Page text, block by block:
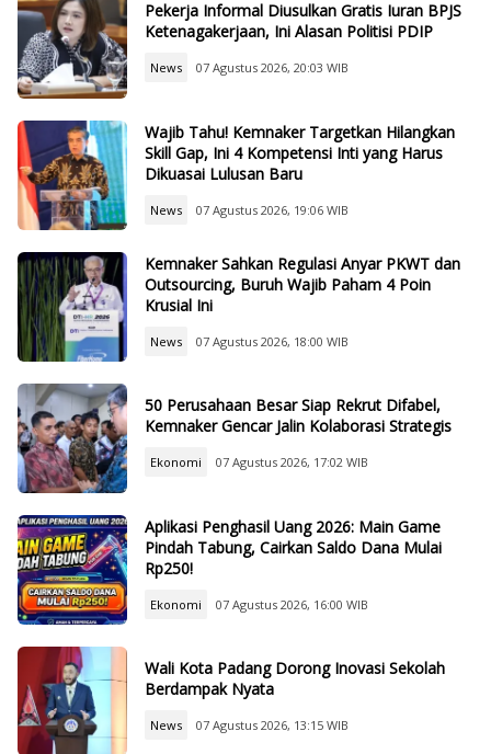
Pekerja Informal Diusulkan Gratis Iuran BPJS
Ketenagakerjaan, Ini Alasan Politisi PDIP
News 07 Agustus 2026, 20:03 WIB
Wajib Tahu! Kemnaker Targetkan Hilangkan
Skill Gap, Ini 4 Kompetensi Inti yang Harus
Dikuasai Lulusan Baru
News 07 Agustus 2026, 19:06 WIB
Kemnaker Sahkan Regulasi Anyar PKWT dan
Outsourcing, Buruh Wajib Paham 4 Poin
Krusial Ini
News 07 Agustus 2026, 18:00 WIB
50 Perusahaan Besar Siap Rekrut Difabel,
Kemnaker Gencar Jalin Kolaborasi Strategis
Ekonomi 07 Agustus 2026, 17:02 WIB
Aplikasi Penghasil Uang 2026: Main Game
Pindah Tabung, Cairkan Saldo Dana Mulai
Rp250!
Ekonomi 07 Agustus 2026, 16:00 WIB
Wali Kota Padang Dorong Inovasi Sekolah
Berdampak Nyata
News 07 Agustus 2026, 13:15 WIB